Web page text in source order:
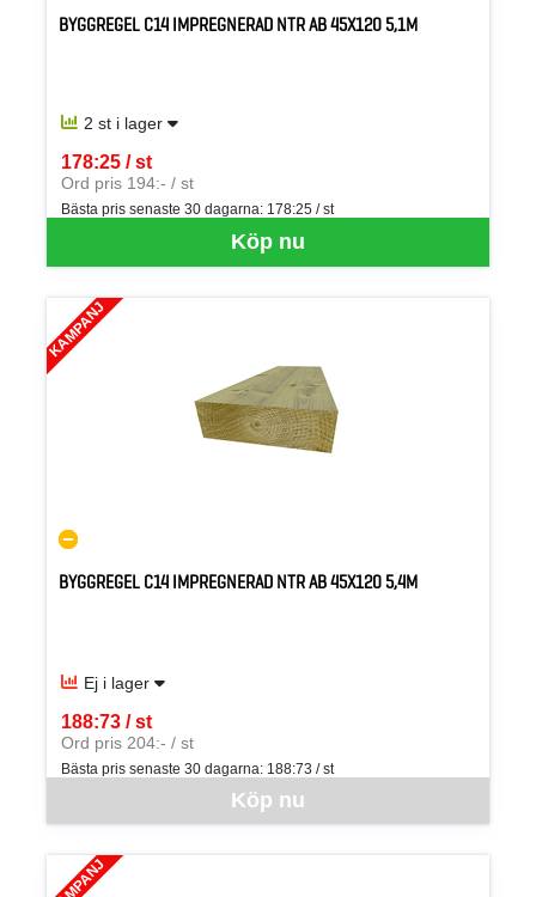
BYGGREGEL C14 IMPREGNERAD NTR AB 45X120 5,1M
2 st i lager
Köp nu
178:25 / st
SEK per ST
Ord pris 194:- / st
Bästa pris senaste 30 dagarna: 178:25 / st
KAMPANJ
BYGGREGEL C14 IMPREGNERAD NTR AB 45X120 5,4M
Ej i lager
Köp nu
188:73 / st
SEK per ST
Ord pris 204:- / st
Bästa pris senaste 30 dagarna: 188:73 / st